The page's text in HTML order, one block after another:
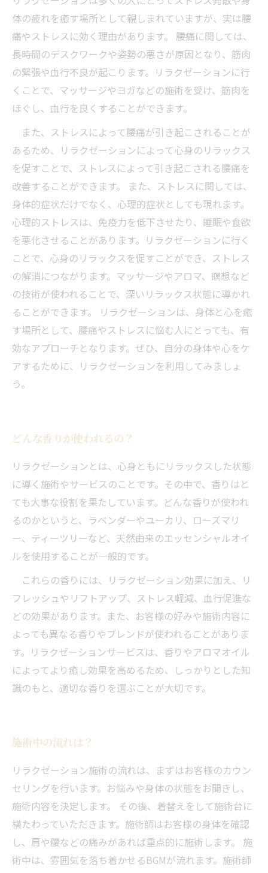
体の疲れを癒す場所として親しまれていますが、実は腰
痛やストレスに効く理由があります。 腰痛に関しては、
長時間のデスクワークや姿勢の悪さが原因となり、筋肉
の緊張や血行不良が起こります。リラクゼーションに行
くことで、マッサージやヨガなどの施術を受け、筋肉を
ほぐし、血行を良くすることができます。
また、ストレスによって腰痛が引き起こされることが
あるため、リラクゼーションによって心身のリラックス
を促すことで、ストレスによって引き起こされる腰痛を
改善することができます。 また、ストレスに関しては、
身体的症状だけでなく、心理的症状としても現れます。
心理的ストレスは、免疫力を低下させたり、睡眠や食欲
を悪化させることがあります。リラクゼーションに行く
ことで、心身のリラックスを促すことができ、ストレス
の解消につながります。マッサージやアロマ、瞑想など
の技術が使われることで、深いリラックス状態に導かれ
ることができます。 リラクゼーションは、身体と心を癒
す場所として、腰痛やストレスに悩む人にとっても、有
効なアプローチとなります。ぜひ、自分の身体や心をケ
アするために、リラクゼーションを利用してみましょ
う。
どんな香りが使われるの？
リラクゼーションとは、心身ともにリラックスした状態
に導く施術やサービスのことです。その中で、香りはと
ても大事な役割を果たしています。どんな香りが使われ
るのかというと、ラベンダーやユーカリ、ローズマリ
ー、ティーツリーなど、天然由来のエッセンシャルオイ
ルを使用することが一般的です。
これらの香りには、リラクゼーション効果に加え、リ
フレッシュやリフトアップ、ストレス軽減、血行促進な
どの効果があります。また、お客様の好みや施術内容に
よっても異なる香りやブレンドが使われることがありま
す。リラクゼーションサービスは、香りやアロマオイル
によってより癒し効果を高めるため、しっかりとした知
識のもと、適切な香りを選ぶことが大切です。
施術中の流れは？
リラクゼーション施術の流れは、まずはお客様のカウン
セリングを行います。お悩みや身体の状態をお聞きし、
施術内容を決定します。 その後、着替えをして施術台に
横たわっていただきます。施術師はお客様の身体を確認
し、肩や腰などの痛みがあれば重点的に施術します。 施
術中は、雰囲気を落ち着かせるBGMが流れます。施術師